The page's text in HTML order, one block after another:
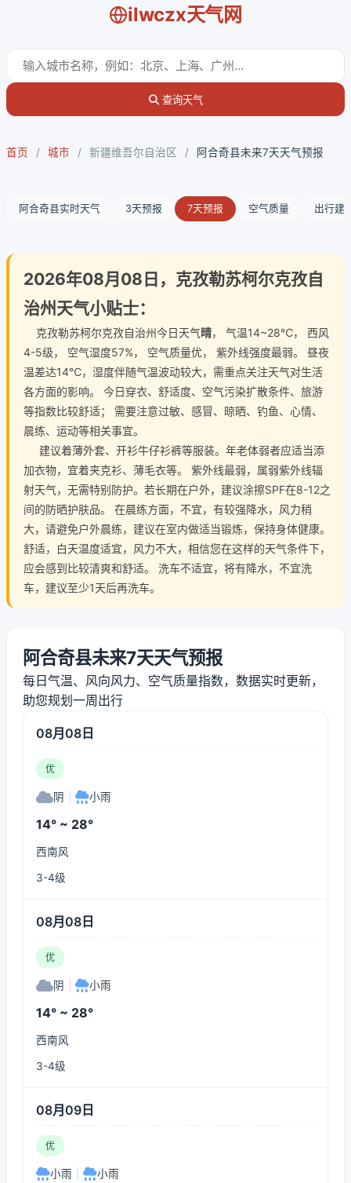
ilwczx天气网
查询天气
首页 / 城市 / 新疆维吾尔自治区 / 阿合奇县未来7天天气预报
阿合奇县实时天气 3天预报 7天预报 空气质量 出行建
2026年08月08日，克孜勒苏柯尔克孜自
治州天气小贴士：
克孜勒苏柯尔克孜自治州今日天气晴， 气温14~28℃， 西风
4-5级， 空气湿度57%， 空气质量优， 紫外线强度最弱。 昼夜
温差达14℃，湿度伴随气温波动较大，需重点关注天气对生活
各方面的影响。 今日穿衣、舒适度、空气污染扩散条件、旅游
等指数比较舒适； 需要注意过敏、感冒、晾晒、钓鱼、心情、
晨练、运动等相关事宜。
建议着薄外套、开衫牛仔衫裤等服装。年老体弱者应适当添
加衣物，宜着夹克衫、薄毛衣等。 紫外线最弱，属弱紫外线辐
射天气，无需特别防护。若长期在户外，建议涂擦SPF在8-12之
间的防晒护肤品。 在晨练方面，不宜，有较强降水，风力稍
大，请避免户外晨练，建议在室内做适当锻炼，保持身体健康。
舒适，白天温度适宜，风力不大，相信您在这样的天气条件下，
应会感到比较清爽和舒适。 洗车不适宜，将有降水，不宜洗
车，建议至少1天后再洗车。
阿合奇县未来7天天气预报
每日气温、风向风力、空气质量指数，数据实时更新，
助您规划一周出行
08月08日
优
阴 小雨
14° ~ 28°
西南风
3-4级
08月08日
优
阴 小雨
14° ~ 28°
西南风
3-4级
08月09日
优
小雨 小雨